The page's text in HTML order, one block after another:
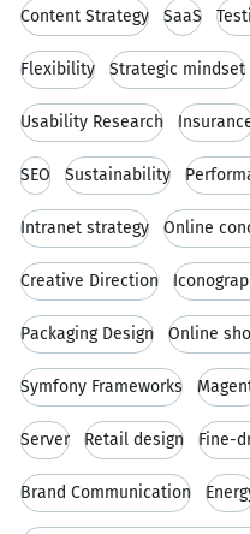
Content Strategy SaaS
Flexibility Strategic mindset
Usability Research
SEO Sustainability
Intranet strategy Online
Creative Direction
Packaging Design Online
Symfony Frameworks
Server Retail design Fine-
Brand Communication